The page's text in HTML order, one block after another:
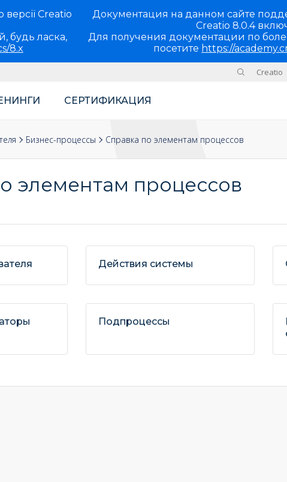
Creatio
будь ласка,
8.x
Документация на данном сайте
Creatio 8.0.4
Для получения документации по
посетите https://
Creatio
СЕРТИФИКАЦИЯ
Бизнес-процессы Справка по элементам процессов
элементам процессов
Действия системы
Подпроцессы